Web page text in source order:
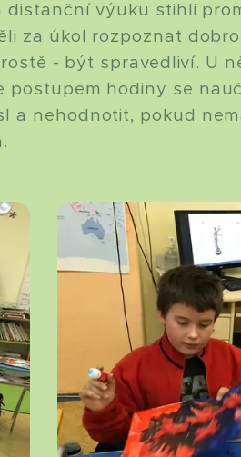
výuku stihli
za úkol rozpoznat
- být spravedliví. U
postupem hodiny se
a nehodnotit, pokud